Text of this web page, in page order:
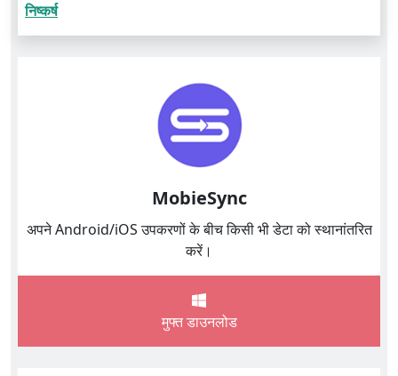
निष्कर्ष
MobieSync
अपने Android/iOS उपकरणों के बीच किसी भी डेटा को स्थानांतरित
करें।
मुफ्त डाउनलोड